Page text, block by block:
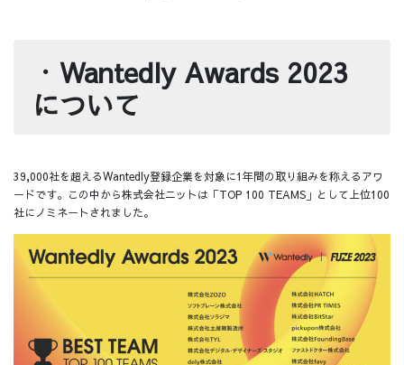
・ Wantedly Awards 2023
について
39,000社を超えるWantedly登録企業を対象に1年間の取り組みを称えるアワ
ードです。この中から株式会社ニットは「TOP 100 TEAMS」として上位100
社にノミネートされました。